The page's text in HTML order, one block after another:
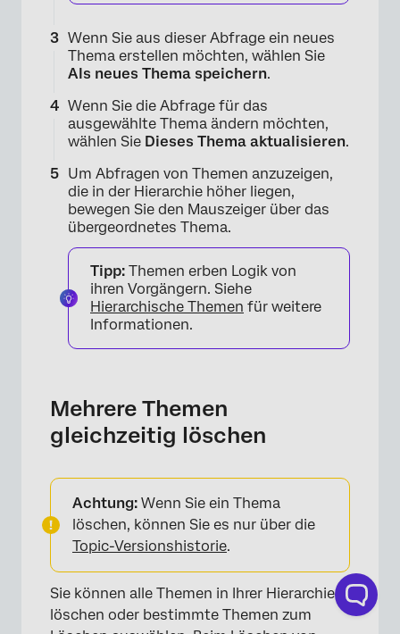
×
Wenn Sie aus dieser Abfrage ein neues
Thema erstellen möchten, wählen Sie
Als neues Thema speichern.
Wenn Sie die Abfrage für das
ausgewählte Thema ändern möchten,
wählen Sie Dieses Thema aktualisieren.
Um Abfragen von Themen anzuzeigen,
die in der Hierarchie höher liegen,
bewegen Sie den Mauszeiger über das
übergeordnetes Thema.
Tipp: Themen erben Logik von
ihren Vorgängern. Siehe
Hierarchische Themen für weitere
Informationen.
Mehrere Themen
gleichzeitig löschen
Achtung: Wenn Sie ein Thema
löschen, können Sie es nur über die
Topic-Versionshistorie.
Sie können alle Themen in Ihrer Hierarchie
löschen oder bestimmte Themen zum